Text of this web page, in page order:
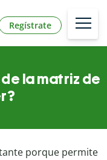
Regístrate
la matriz de
porque permite